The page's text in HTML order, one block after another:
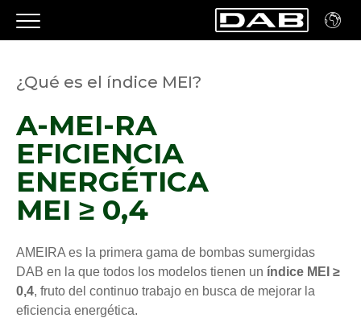
¿Qué es el índice MEI?
A-MEI-RA
EFICIENCIA
ENERGÉTICA
MEI ≥ 0,4
AMEIRA es la primera gama de bombas sumergidas
DAB en la que todos los modelos tienen un índice MEI ≥
0,4, fruto del continuo trabajo en busca de mejorar la
eficiencia energética.